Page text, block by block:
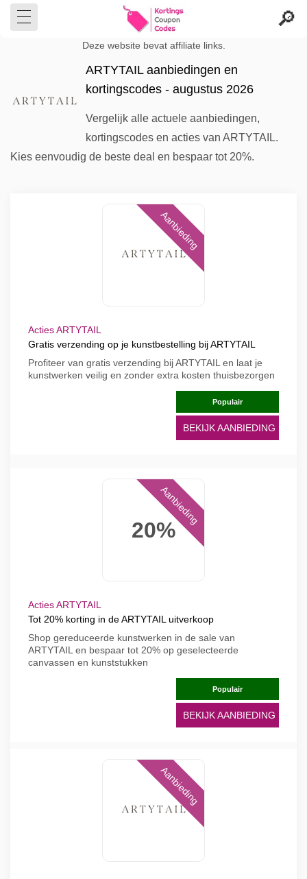
Deze website bevat affiliate links.
ARTYTAIL aanbiedingen en
kortingscodes - augustus 2026
Vergelijk alle actuele aanbiedingen,
kortingscodes en acties van ARTYTAIL.
Kies eenvoudig de beste deal en bespaar tot 20%.
Aanbieding
Acties ARTYTAIL
Gratis verzending op je kunstbestelling bij ARTYTAIL
Profiteer van gratis verzending bij ARTYTAIL en laat je
kunstwerken veilig en zonder extra kosten thuisbezorgen
Populair
BEKIJK AANBIEDING
20%
Aanbieding
Acties ARTYTAIL
Tot 20% korting in de ARTYTAIL uitverkoop
Shop gereduceerde kunstwerken in de sale van
ARTYTAIL en bespaar tot 20% op geselecteerde
canvassen en kunststukken
Populair
BEKIJK AANBIEDING
Aanbieding